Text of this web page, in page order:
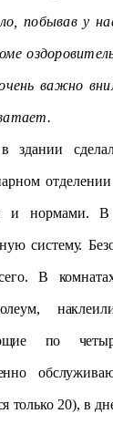
побывав у
важно
здании
и нормами.
систему.
В
по
только 20), в